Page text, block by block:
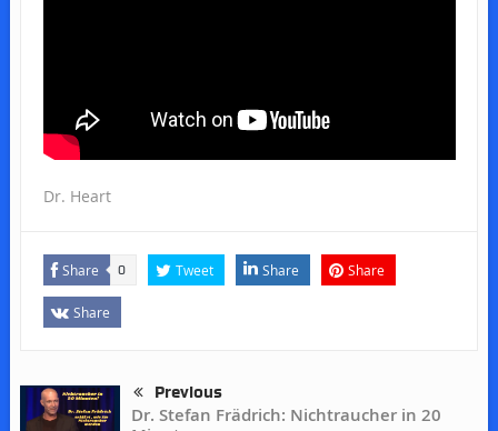
Dr. Heart
Share 0 Tweet Share Share
Share
Previous
Dr. Stefan Frädrich: Nichtraucher in 20